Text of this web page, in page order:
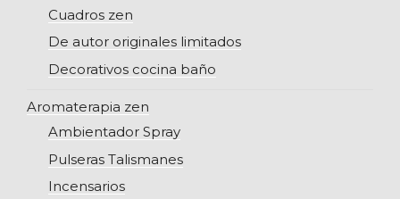
Cuadros zen
De autor originales limitados
Decorativos cocina baño
Aromaterapia zen
Ambientador Spray
Pulseras Talismanes
Incensarios